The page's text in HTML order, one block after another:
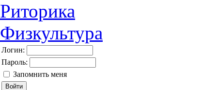
Риторика
Физкультура
Логин:
Пароль:
Запомнить меня